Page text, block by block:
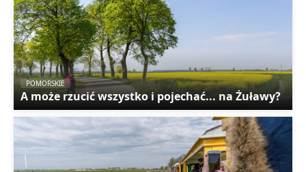
POMORSKIE
A może rzucić wszystko i pojechać... na Żuławy?